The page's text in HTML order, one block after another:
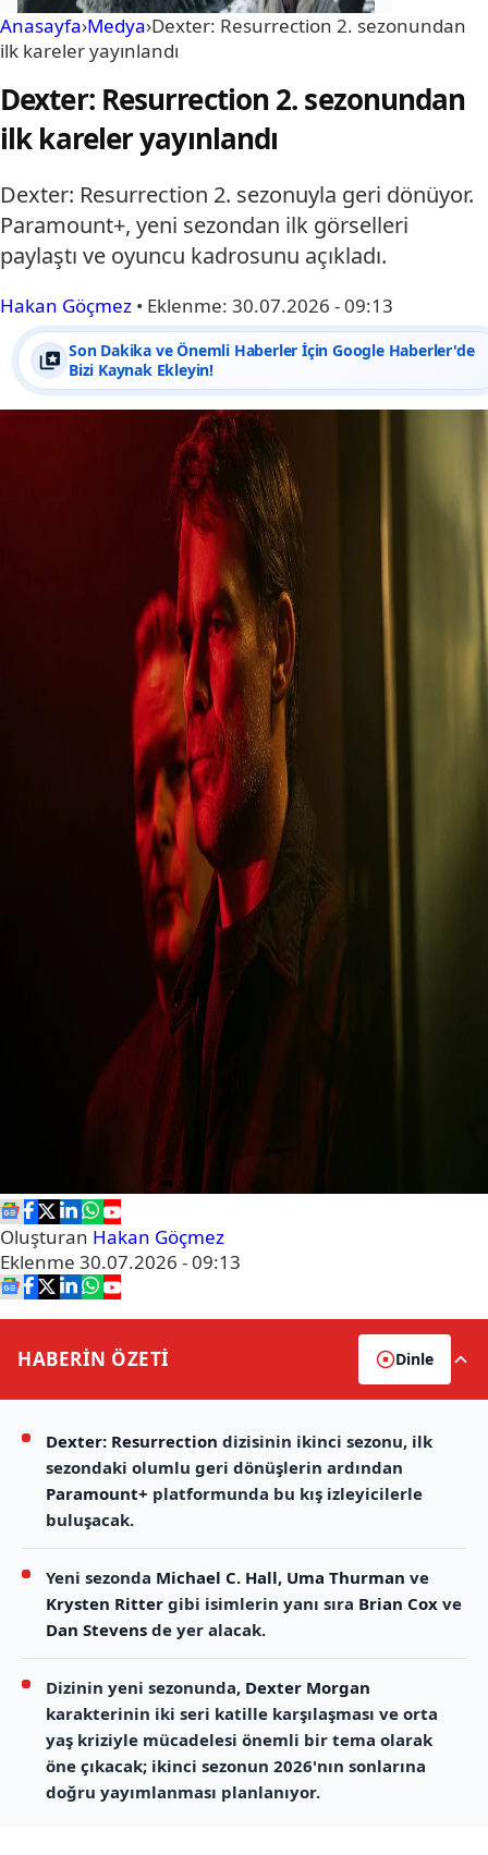
Anasayfa›Medya›Dexter: Resurrection 2. sezonundan
ilk kareler yayınlandı
Dexter: Resurrection 2. sezonundan
ilk kareler yayınlandı
Dexter: Resurrection 2. sezonuyla geri dönüyor.
Paramount+, yeni sezondan ilk görselleri
paylaştı ve oyuncu kadrosunu açıkladı.
Hakan Göçmez • Eklenme: 30.07.2026 - 09:13
Son Dakika ve Önemli Haberler İçin Google Haberler'de
Bizi Kaynak Ekleyin!
Oluşturan Hakan Göçmez
Eklenme 30.07.2026 - 09:13
HABERİN ÖZETİ Dinle
Dexter: Resurrection dizisinin ikinci sezonu, ilk
sezondaki olumlu geri dönüşlerin ardından
Paramount+ platformunda bu kış izleyicilerle
buluşacak.
Yeni sezonda Michael C. Hall, Uma Thurman ve
Krysten Ritter gibi isimlerin yanı sıra Brian Cox ve
Dan Stevens de yer alacak.
Dizinin yeni sezonunda, Dexter Morgan
karakterinin iki seri katille karşılaşması ve orta
yaş kriziyle mücadelesi önemli bir tema olarak
öne çıkacak; ikinci sezonun 2026'nın sonlarına
doğru yayımlanması planlanıyor.